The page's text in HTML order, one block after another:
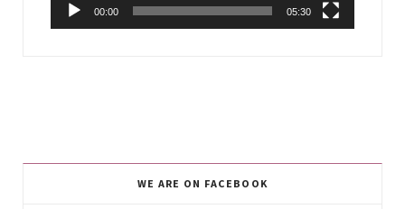
00:00 05:30
WE ARE ON FACEBOOK